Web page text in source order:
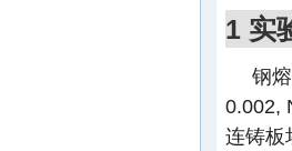
1 实
钢
0.002,
连铸板